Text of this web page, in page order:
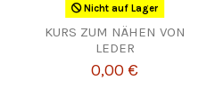
Nicht auf Lager
KURS ZUM NÄHEN VON
LEDER
0,00 €